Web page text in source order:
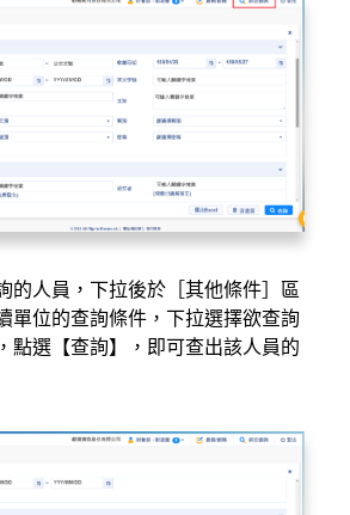
的人員，下拉後於［其他條件］區
單位的查詢條件，下拉選擇欲查詢
點選【查詢】，即可查出該人員的